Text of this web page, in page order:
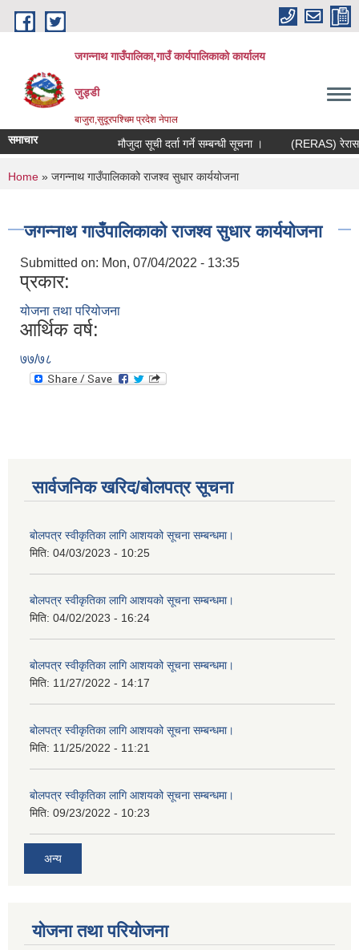
Skip to main content
जगन्नाथ गाउँपालिका,गाउँ कार्यपालिकाको कार्यालय
जुड्डी
बाजुरा,सुदूरपश्चिम प्रदेश नेपाल
समाचार मौजुदा सूची दर्ता गर्ने सम्बन्धी सूचना । (RERAS) रेरास
You are here
Home » जगन्नाथ गाउँपालिकाको राजश्व सुधार कार्ययोजना
जगन्नाथ गाउँपालिकाको राजश्व सुधार कार्ययोजना
Submitted on: Mon, 07/04/2022 - 13:35
प्रकार:
योजना तथा परियोजना
आर्थिक वर्ष:
७७/७८
सार्वजनिक खरिद/बोलपत्र सूचना
बोलपत्र स्वीकृतिका लागि आशयको सूचना सम्बन्धमा।
मिति: 04/03/2023 - 10:25
बोलपत्र स्वीकृतिका लागि आशयको सूचना सम्बन्धमा।
मिति: 04/02/2023 - 16:24
बोलपत्र स्वीकृतिका लागि आशयको सूचना सम्बन्धमा।
मिति: 11/27/2022 - 14:17
बोलपत्र स्वीकृतिका लागि आशयको सूचना सम्बन्धमा।
मिति: 11/25/2022 - 11:21
बोलपत्र स्वीकृतिका लागि आशयको सूचना सम्बन्धमा।
मिति: 09/23/2022 - 10:23
अन्य
योजना तथा परियोजना